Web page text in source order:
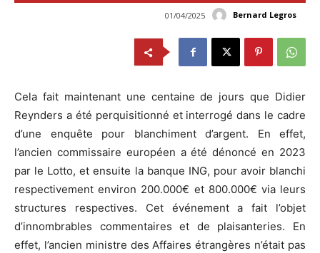
Bernard Legros
01/04/2025
Cela fait maintenant une centaine de jours que Didier
Reynders a été perquisitionné et interrogé dans le cadre
d’une enquête pour blanchiment d’argent. En effet,
l’ancien commissaire européen a été dénoncé en 2023
par le Lotto, et ensuite la banque ING, pour avoir blanchi
respectivement environ 200.000€ et 800.000€ via leurs
structures respectives. Cet événement a fait l’objet
d’innombrables commentaires et de plaisanteries. En
effet, l’ancien ministre des Affaires étrangères n’était pas